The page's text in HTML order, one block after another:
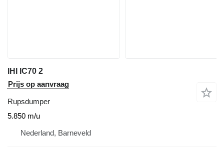
IHI IC70 2
Prijs op aanvraag
Rupsdumper
5.850 m/u
Nederland, Barneveld